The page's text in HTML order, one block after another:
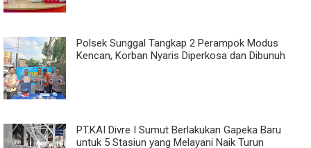
Polsek Sunggal Tangkap 2 Perampok Modus
Kencan, Korban Nyaris Diperkosa dan Dibunuh
PT.KAI Divre I Sumut Berlakukan Gapeka Baru
untuk 5 Stasiun yang Melayani Naik Turun